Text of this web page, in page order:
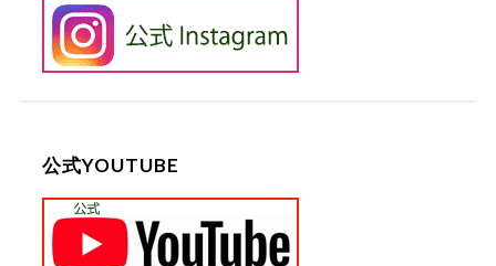
公式YOUTUBE